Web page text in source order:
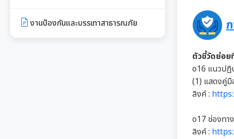
และงบประมาณ
และ ภ.ด.ส.2
งานป้องกันและบรรเทาสาธารณภัย
ตัวชี้วัดย่อย
o16 แนวปฏิ
(1) แสดงคู่มื
ลิงค์ :
o17 ช่องทา
ลิงค์ :